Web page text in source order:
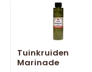
Tuinkruiden
Marinade